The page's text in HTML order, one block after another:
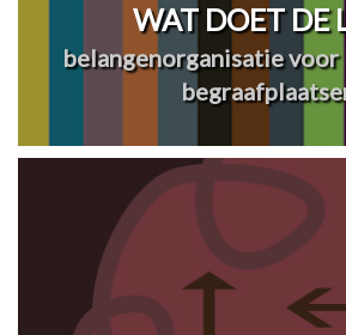
WAT DOET DE
belangenorganisatie voor